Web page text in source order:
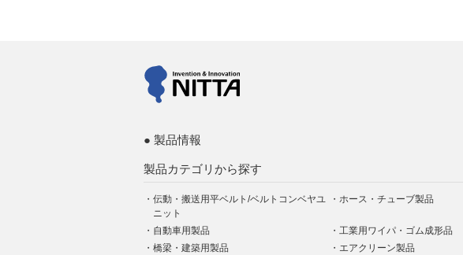
製品情報
製品カテゴリから探す
伝動・搬送用平ベルト/ベルトコンベヤユ
ニット
ホース・チューブ製品
自動車用製品
工業用ワイパ・ゴム成形品
橋梁・建築用製品
エアクリーン製品